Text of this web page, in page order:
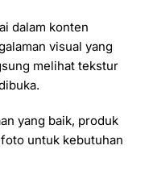
dalam konten
visual yang
melihat tekstur
yang baik, produk
untuk kebutuhan